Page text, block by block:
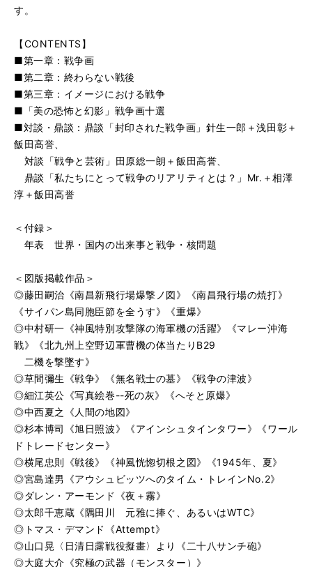
す。
【CONTENTS】
■第一章：戦争画
■第二章：終わらない戦後
■第三章：イメージにおける戦争
■ 「美の恐怖と幻影」戦争画十選
■対談・鼎談：鼎談「封印された戦争画」針生一郎＋浅田彰＋
飯田高誉、
対談「戦争と芸術」田原総一朗＋飯田高誉、
鼎談「私たちにとって戦争のリアリティとは？」Mr.＋相澤
淳＋飯田高誉
＜付録＞
年表 世界・国内の出来事と戦争・核問題
＜図版掲載作品＞
◎藤田嗣治《南昌新飛行場爆撃ノ図》《南昌飛行場の焼打》
《サイパン島同胞臣節を全うす》《重爆》
◎中村研一《神風特別攻撃隊の海軍機の活躍》《マレー沖海
戦》《北九州上空野辺軍曹機の体当たりB29
二機を撃墜す》
◎草間彌生《戦争》《無名戦士の墓》《戦争の津波》
◎細江英公《写真絵巻--死の灰》《へそと原爆》
◎中西夏之《人間の地図》
◎杉本博司《旭日照波》《アインシュタインタワー》《ワール
ドトレードセンター》
◎横尾忠則《戦後》《神風恍惚切根之図》《1945年、夏》
◎宮島達男《アウシュビッツへのタイム・トレインNo.2》
◎ダレン・アーモンド《夜＋霧》
◎太郎千恵蔵《隅田川 元雅に捧ぐ、あるいはWTC》
◎ トマス・デマンド《Attempt》
◎山口晃〈日清日露戦役擬畫〉より《二十八サンチ砲》
◎大庭大介《究極の武器（モンスター）》